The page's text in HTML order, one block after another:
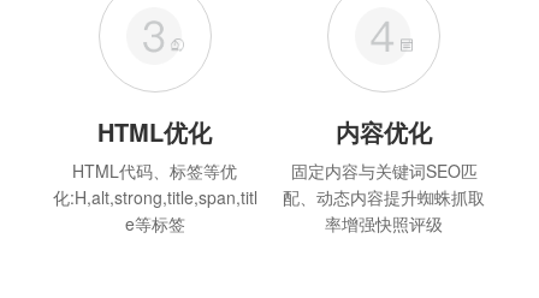
HTML优化
HTML代码、标签等优
化:H,alt,strong,title,span,titl
e等标签
内容优化
固定内容与关键词SEO匹
配、动态内容提升蜘蛛抓取
率增强快照评级